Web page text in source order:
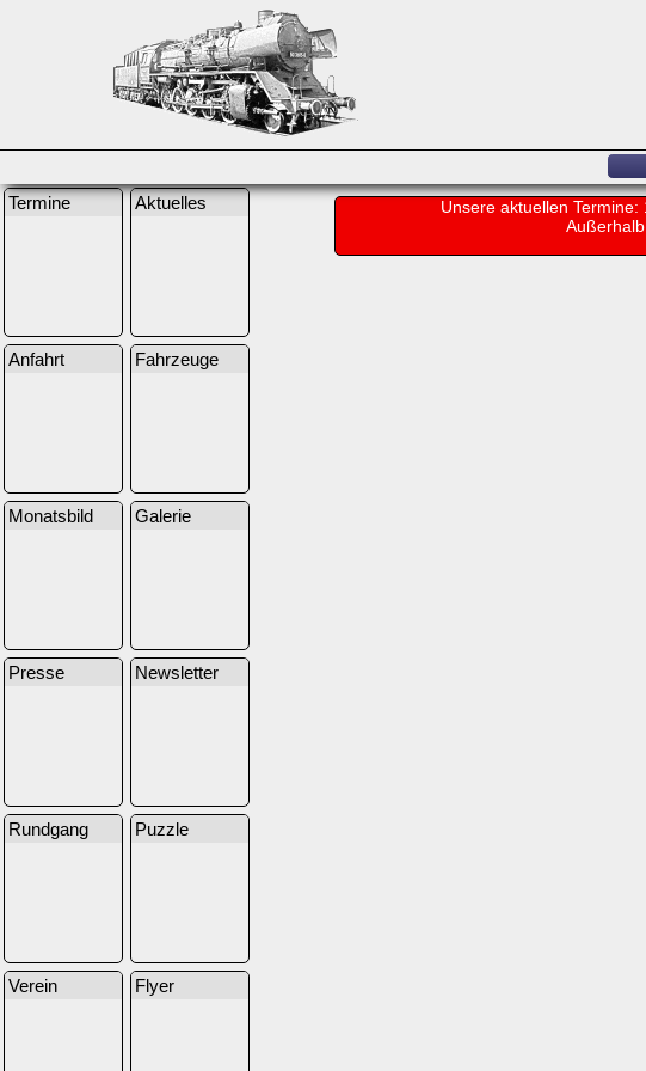
Termine Aktuelles
Anfahrt Fahrzeuge
Monatsbild Galerie
Presse Newsletter
Rundgang Puzzle
Verein Flyer
Unsere aktuellen